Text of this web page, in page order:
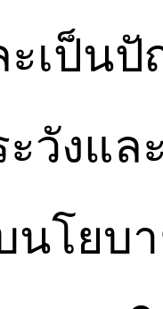
ะเป็น
วังแล
นโยบ